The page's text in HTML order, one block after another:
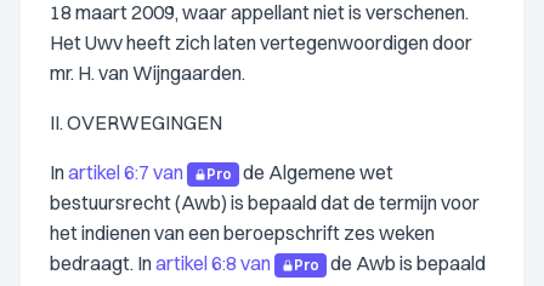
18 maart 2009, waar appellant niet is verschenen.
Het Uwv heeft zich laten vertegenwoordigen door
mr. H. van Wijngaarden.
II. OVERWEGINGEN
Inartikel 6:7 van Pro
de Algemene wet
bestuursrecht (Awb) is bepaald dat de termijn voor
het indienen van een beroepschrift zes weken
bedraagt. Inartikel 6:8 van Pro
de Awb is bepaald